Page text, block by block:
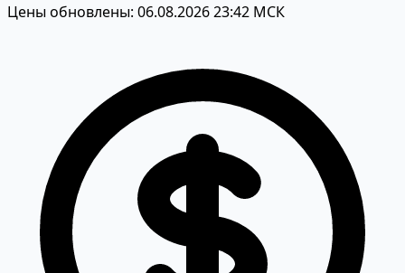
Цены обновлены: 06.08.2026 23:42 МСК